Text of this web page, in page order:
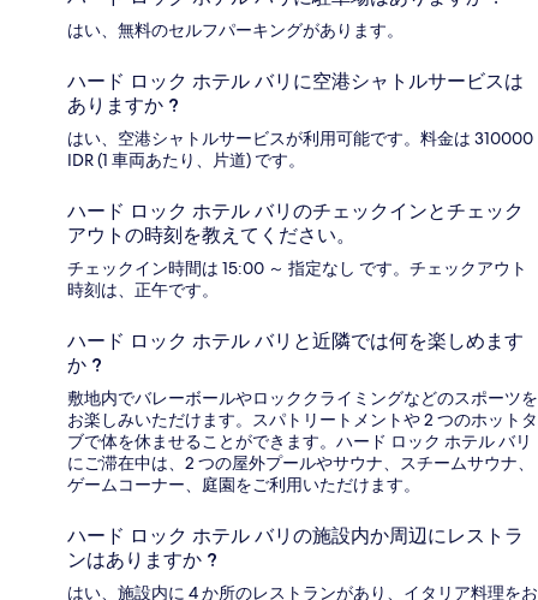
はい、無料のセルフパーキングがあります。
ハード ロック ホテル バリに空港シャトルサービスは
ありますか ?
はい、空港シャトルサービスが利用可能です。料金は 310000
IDR (1 車両あたり、片道) です。
ハード ロック ホテル バリのチェックインとチェック
アウトの時刻を教えてください。
チェックイン時間は 15:00 ～ 指定なし です。チェックアウト
時刻は、正午です。
ハード ロック ホテル バリと近隣では何を楽しめます
か ?
敷地内でバレーボールやロッククライミングなどのスポーツを
お楽しみいただけます。スパトリートメントや 2 つのホットタ
ブで体を休ませることができます。ハード ロック ホテル バリ
にご滞在中は、2 つの屋外プールやサウナ、スチームサウナ、
ゲームコーナー、庭園をご利用いただけます。
ハード ロック ホテル バリの施設内か周辺にレストラ
ンはありますか ?
はい、施設内に 4 か所のレストランがあり、イタリア料理をお